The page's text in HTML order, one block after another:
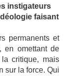
instigateurs
faisant
permanents et
en omettant de
critique, mais
sur la force. Qui